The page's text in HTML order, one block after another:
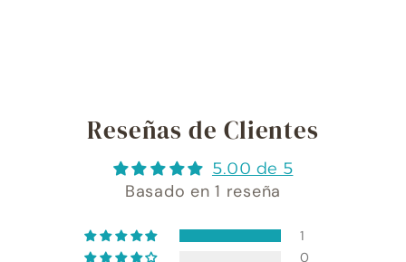
Reseñas de Clientes
5.00 de 5
Basado en 1 reseña
1
0